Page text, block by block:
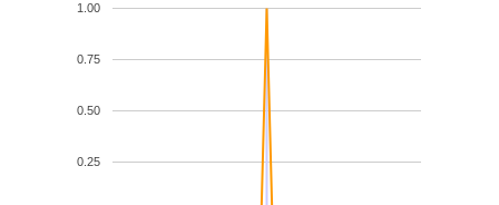
0.25
0.50
0.75
1.00